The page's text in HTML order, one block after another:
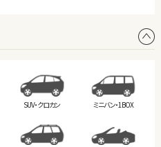
SUV・クロカン ミニバン・1BOX